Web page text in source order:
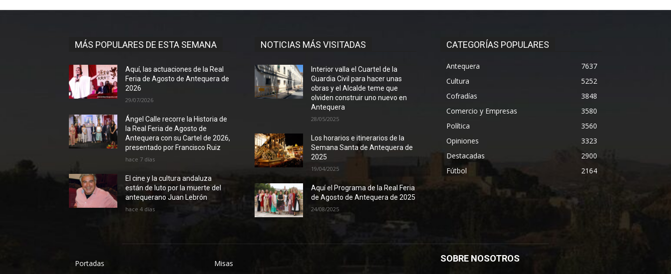
MÁS POPULARES DE ESTA SEMANA
Aquí, las actuaciones de la Real
Feria de Agosto de Antequera de
2026
29/07/2026
Ángel Calle recorre la Historia de
la Real Feria de Agosto de
Antequera con su Cartel de 2026,
presentado por Francisco Ruiz
hace 7 días
El cine y la cultura andaluza
están de luto por la muerte del
antequerano Juan Lebrón
hace 4 días
NOTICIAS MÁS VISITADAS
Interior valla el Cuartel de la
Guardia Civil para hacer unas
obras y el Alcalde teme que
olviden construir uno nuevo en
Antequera
28/05/2025
Los horarios e itinerarios de la
Semana Santa de Antequera de
2025
19/04/2025
Aquí el Programa de la Real Feria
de Agosto de Antequera de 2025
24/08/2025
CATEGORÍAS POPULARES
Antequera
7637
Cultura
5252
Cofradías
3848
Comercio y Empresas
3580
Política
3560
Opiniones
3323
Destacadas
2900
Fútbol
2164
Portadas
Misas
SOBRE NOSOTROS